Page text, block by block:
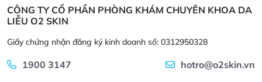
CÔNG TY CỔ PHẦN PHÒNG KHÁM CHUYÊN KHOA DA
LIỄU O2 SKIN
Giấy chứng nhận đăng ký kinh doanh số: 0312950328
1900 3147 hotro@o2skin.vn